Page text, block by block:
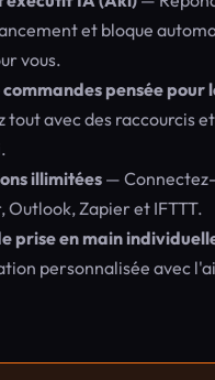
et bloque
vous.
pensée pour
tout avec des raccourcis
illimitées —
Outlook, Zapier et IFTTT.
prise en main
personnalisée avec